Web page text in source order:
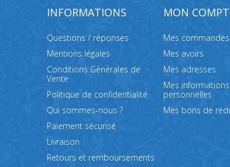
INFORMATIONS
Questions / réponses
Mentions légales
Conditions Générales de
Vente
Politique de confidentialité
Qui sommes-nous ?
Paiement sécurisé
Livraison
Retours et remboursements
MON
Mes commandes
Mes avoirs
Mes adresses
Mes informations
personnelles
Mes bons de